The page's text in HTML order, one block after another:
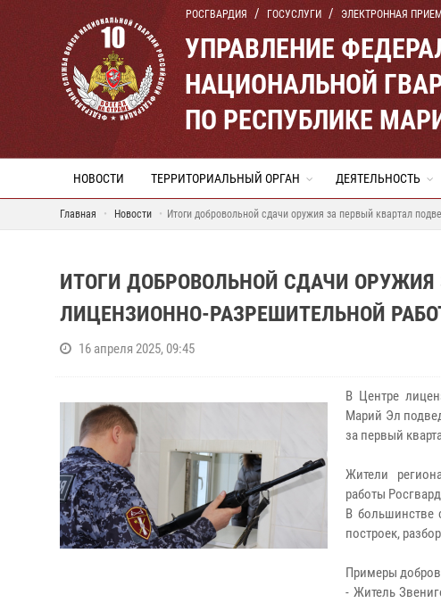
РОСГВАРДИЯ ГОСУСЛУГИ ЭЛЕКТРОННАЯ
УПРАВЛЕНИЕ
НАЦИОНАЛЬНОЙ
ПО РЕСПУБЛИКЕ
НОВОСТИ ТЕРРИТОРИАЛЬНЫЙ ОРГАН ДЕЯТЕЛЬНОСТЬ
Главная Новости Итоги добровольной сдачи оружия за первый квартал
ИТОГИ ДОБРОВОЛЬНОЙ СДАЧИ
ЛИЦЕНЗИОННО-РАЗРЕШИТЕЛЬНОЙ
16 апреля 2025, 09:45
В Центре
Марий Эл
за первый
Жители
работы
В большинстве
построек,
Примеры
- Житель